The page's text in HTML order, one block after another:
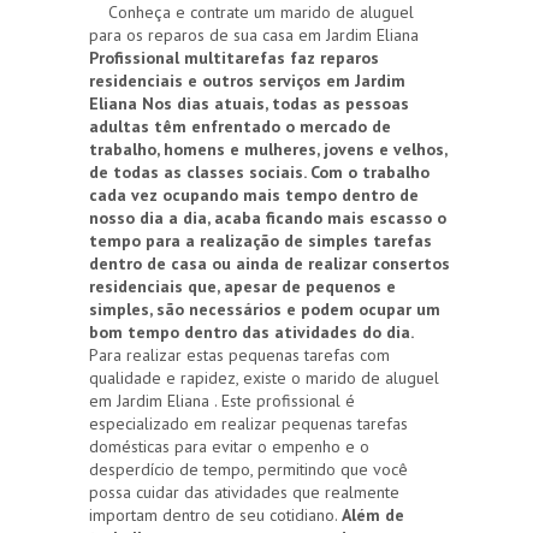
Conheça e contrate um marido de aluguel
para os reparos de sua casa em Jardim Eliana
Profissional multitarefas faz reparos
residenciais e outros serviços em Jardim
Eliana Nos dias atuais, todas as pessoas
adultas têm enfrentado o mercado de
trabalho, homens e mulheres, jovens e velhos,
de todas as classes sociais. Com o trabalho
cada vez ocupando mais tempo dentro de
nosso dia a dia, acaba ficando mais escasso o
tempo para a realização de simples tarefas
dentro de casa ou ainda de realizar consertos
residenciais que, apesar de pequenos e
simples, são necessários e podem ocupar um
bom tempo dentro das atividades do dia.
Para realizar estas pequenas tarefas com
qualidade e rapidez, existe o marido de aluguel
em Jardim Eliana . Este profissional é
especializado em realizar pequenas tarefas
domésticas para evitar o empenho e o
desperdício de tempo, permitindo que você
possa cuidar das atividades que realmente
importam dentro de seu cotidiano. Além de